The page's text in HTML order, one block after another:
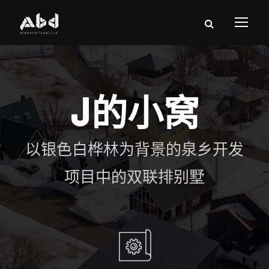
J的小窝
以银色白桦林为背景的泉乡开发
项目中的双联排别墅